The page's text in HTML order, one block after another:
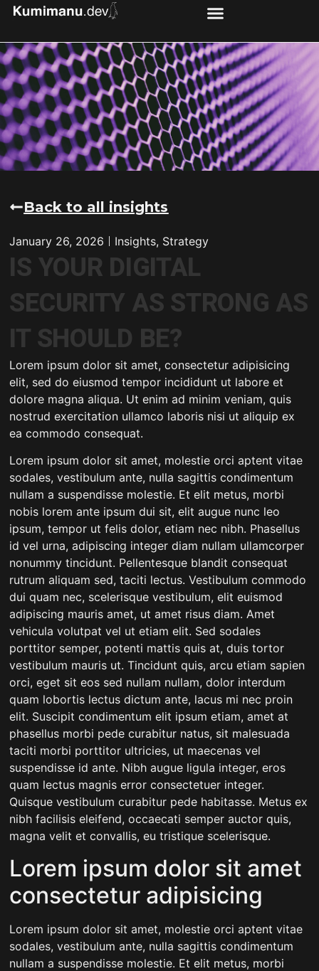
Back to all insights
January 26, 2026 Insights, Strategy
IS YOUR DIGITAL
SECURITY AS STRONG AS
IT SHOULD BE?
Lorem ipsum dolor sit amet, consectetur adipisicing
elit, sed do eiusmod tempor incididunt ut labore et
dolore magna aliqua. Ut enim ad minim veniam, quis
nostrud exercitation ullamco laboris nisi ut aliquip ex
ea commodo consequat.
Lorem ipsum dolor sit amet, molestie orci aptent vitae
sodales, vestibulum ante, nulla sagittis condimentum
nullam a suspendisse molestie. Et elit metus, morbi
nobis lorem ante ipsum dui sit, elit augue nunc leo
ipsum, tempor ut felis dolor, etiam nec nibh. Phasellus
id vel urna, adipiscing integer diam nullam ullamcorper
nonummy tincidunt. Pellentesque blandit consequat
rutrum aliquam sed, taciti lectus. Vestibulum commodo
dui quam nec, scelerisque vestibulum, elit euismod
adipiscing mauris amet, ut amet risus diam. Amet
vehicula volutpat vel ut etiam elit. Sed sodales
porttitor semper, potenti mattis quis at, duis tortor
vestibulum mauris ut. Tincidunt quis, arcu etiam sapien
orci, eget sit eos sed nullam nullam, dolor interdum
quam lobortis lectus dictum ante, lacus mi nec proin
elit. Suscipit condimentum elit ipsum etiam, amet at
phasellus morbi pede curabitur natus, sit malesuada
taciti morbi porttitor ultricies, ut maecenas vel
suspendisse id ante. Nibh augue ligula integer, eros
quam lectus magnis error consectetuer integer.
Quisque vestibulum curabitur pede habitasse. Metus ex
nibh facilisis eleifend, occaecati semper auctor quis,
magna velit et convallis, eu tristique scelerisque.
Lorem ipsum dolor sit amet
consectetur adipisicing
Lorem ipsum dolor sit amet, molestie orci aptent vitae
sodales, vestibulum ante, nulla sagittis condimentum
nullam a suspendisse molestie. Et elit metus, morbi